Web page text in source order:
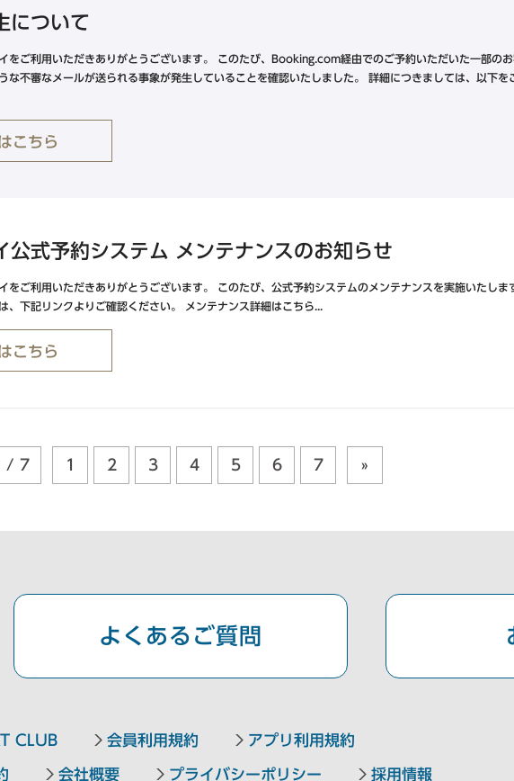
について
をご利用いただきありがとうございます。 このたび、Booking.com経由でのご予約いただいた一部の
な不審なメールが送られる事象が発生していることを確認いたしました。 詳細につきましては、以下を
こちら
公式予約システム メンテナンスのお知らせ
をご利用いただきありがとうございます。 このたび、公式予約システムのメンテナンスを実施いたしま
、下記リンクよりご確認ください。 メンテナンス詳細はこちら...
こちら
/ 7 1 2 3 4 5 6 7 »
よくあるご質問
CLUB 会員利用規約 アプリ利用規約
会社概要 プライバシーポリシー 採用情報